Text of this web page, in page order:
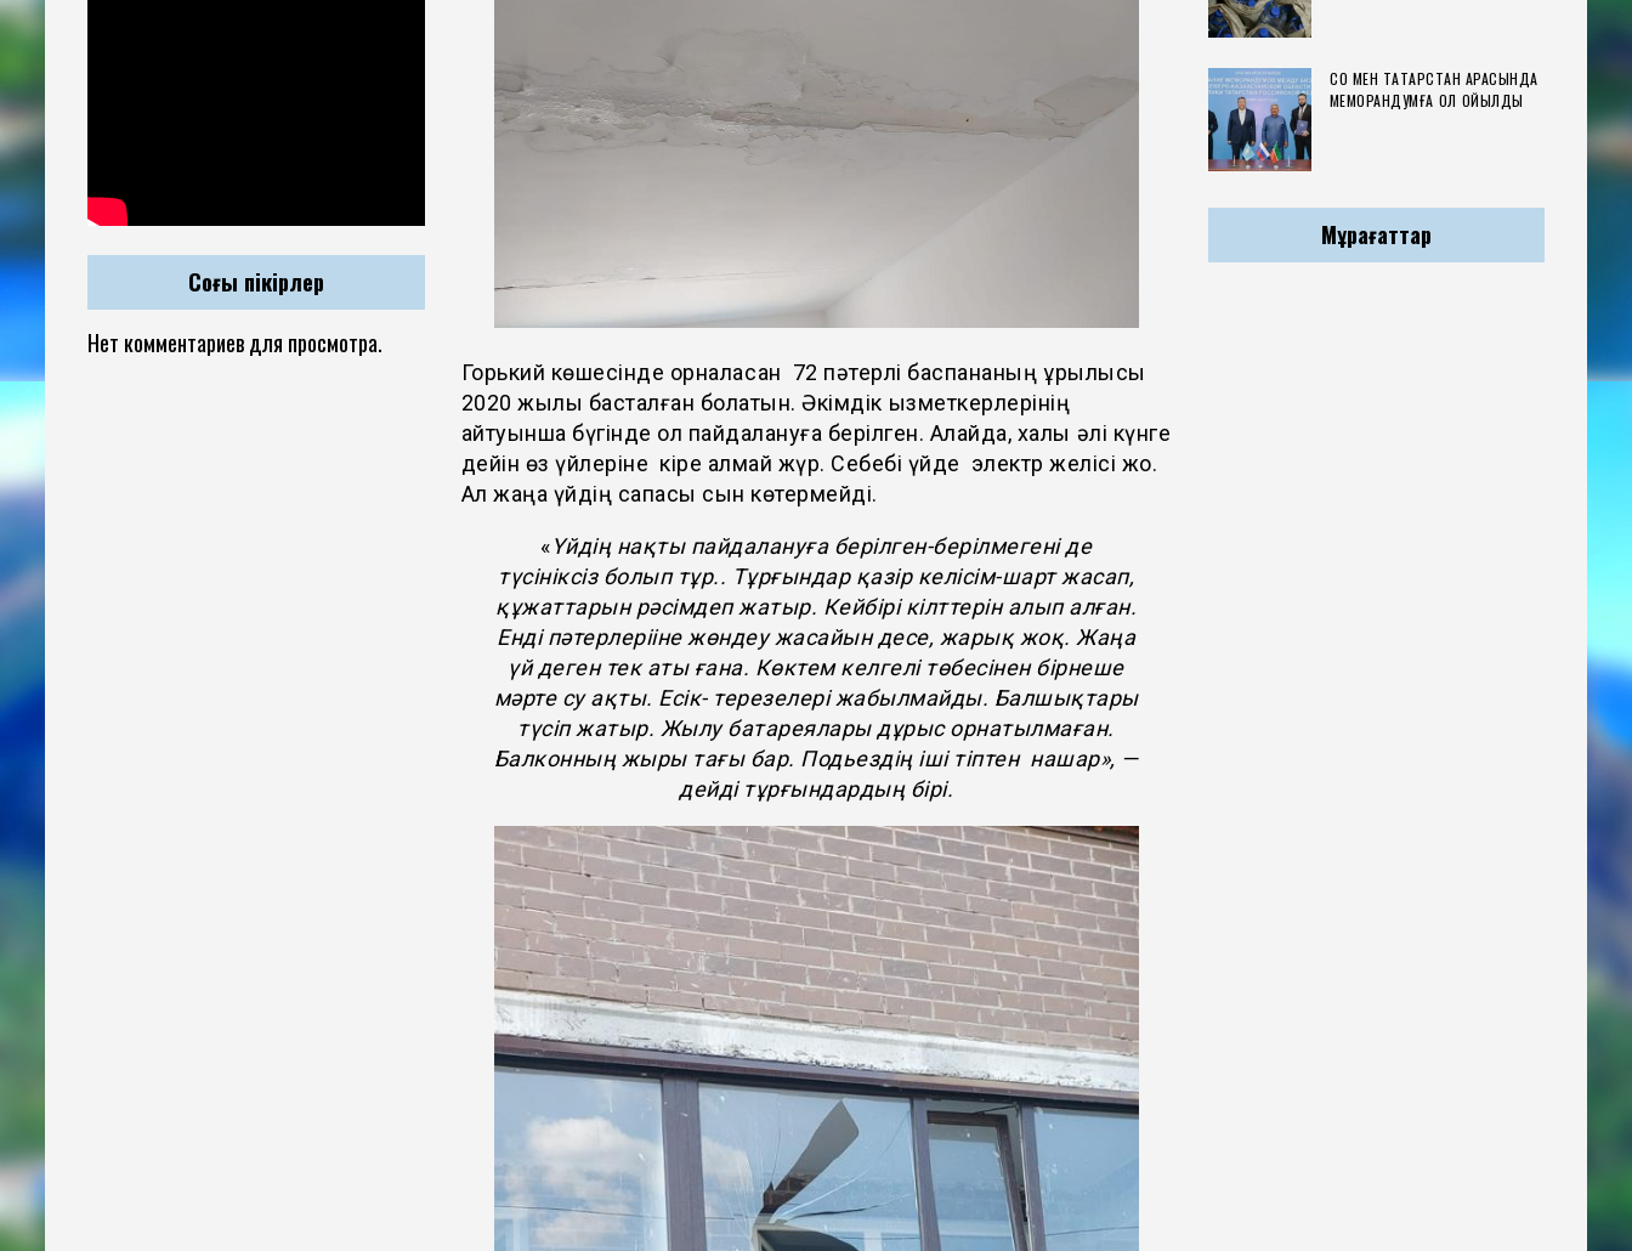
Горький көшесінде орналасқан 72 пәтерлі баспананың құрылысы
2020 жылы басталған болатын. Әкімдік қызметкерлерінің
айтуынша бүгінде ол пайдалануға берілген. Алайда, халық әлі күнге
дейін өз үйлеріне кіре алмай жүр. Себебі үйде электр желісі жоқ.
Ал жаңа үйдің сапасы сын көтермейді.
«Үйдің нақты пайдалануға берілген-берілмегені де
түсініксіз болып тұр.. Тұрғындар қазір келісім-шарт жасап,
құжаттарын рәсімдеп жатыр. Кейбірі кілттерін алып алған.
Енді пәтерлерііне жөндеу жасайын десе, жарық жоқ. Жаңа
үй деген тек аты ғана. Көктем келгелі төбесінен бірнеше
мәрте су ақты. Есік- терезелері жабылмайды. Балшықтары
түсіп жатыр. Жылу батареялары дұрыс орнатылмаған.
Балконның жыры тағы бар. Подьездің іші тіптен нашар», —
дейді тұрғындардың бірі.
Соңғы пікірлер
Нет комментариев для просмотра.
СҚО МЕН ТАТАРСТАН АРАСЫНДА
МЕМОРАНДУМҒА ҚОЛ ҚОЙЫЛДЫ
Мұрағаттар